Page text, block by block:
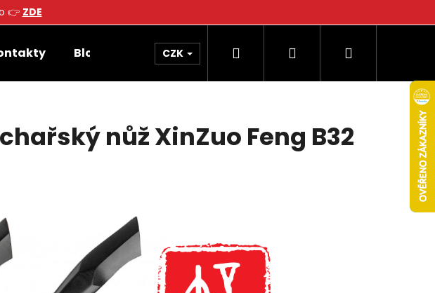
👉 ZDE
Blog CZK Hledat PřihlášeníNákupní
nůž XinZuo Feng B32
HLEDAT